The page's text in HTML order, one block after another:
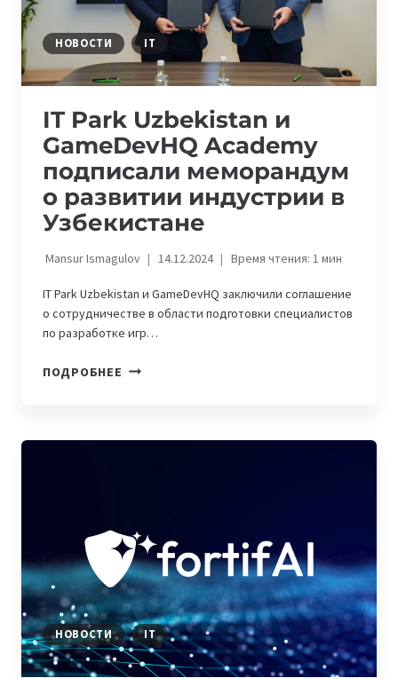
НОВОСТИ IT
IT Park Uzbekistan и
GameDevHQ Academy
подписали меморандум
о развитии индустрии в
Узбекистане
Mansur Ismagulov 14.12.2024 Время чтения: 1мин
IT Park Uzbekistan и GameDevHQ заключили соглашение
о сотрудничестве в области подготовки специалистов
по разработке игр…
ПОДРОБНЕЕ IT
О
РАЗВИТИИ
ИНДУСТРИИ
В
УЗБЕКИСТАНЕ
НОВОСТИ IT